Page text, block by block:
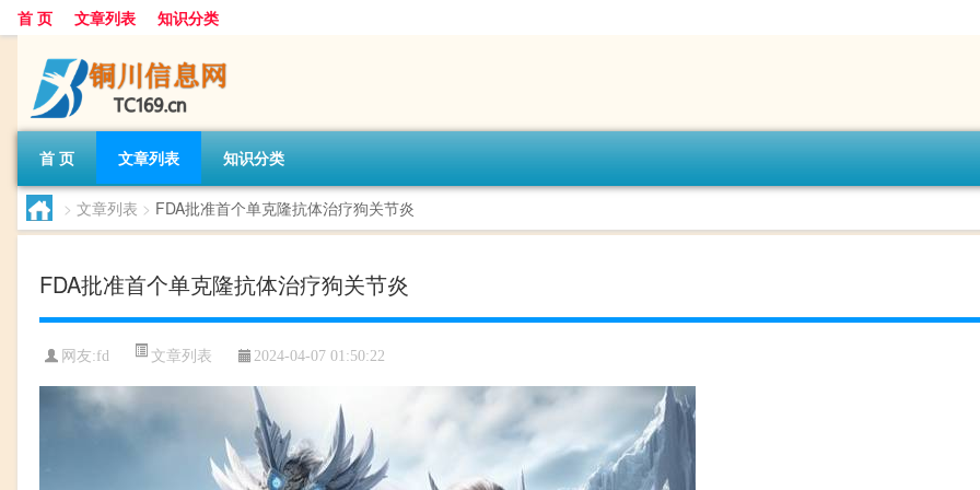
首 页 文章列表 知识分类
首 页 文章列表 知识分类
> 文章列表 > FDA批准首个单克隆抗体治疗狗关节炎
FDA批准首个单克隆抗体治疗狗关节炎
网友:fd 文章列表 2024-04-07 01:50:22